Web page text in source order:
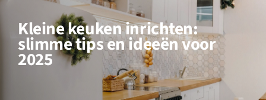
Kleine keuken inrichten:
slimme tips en ideeën voor
2025